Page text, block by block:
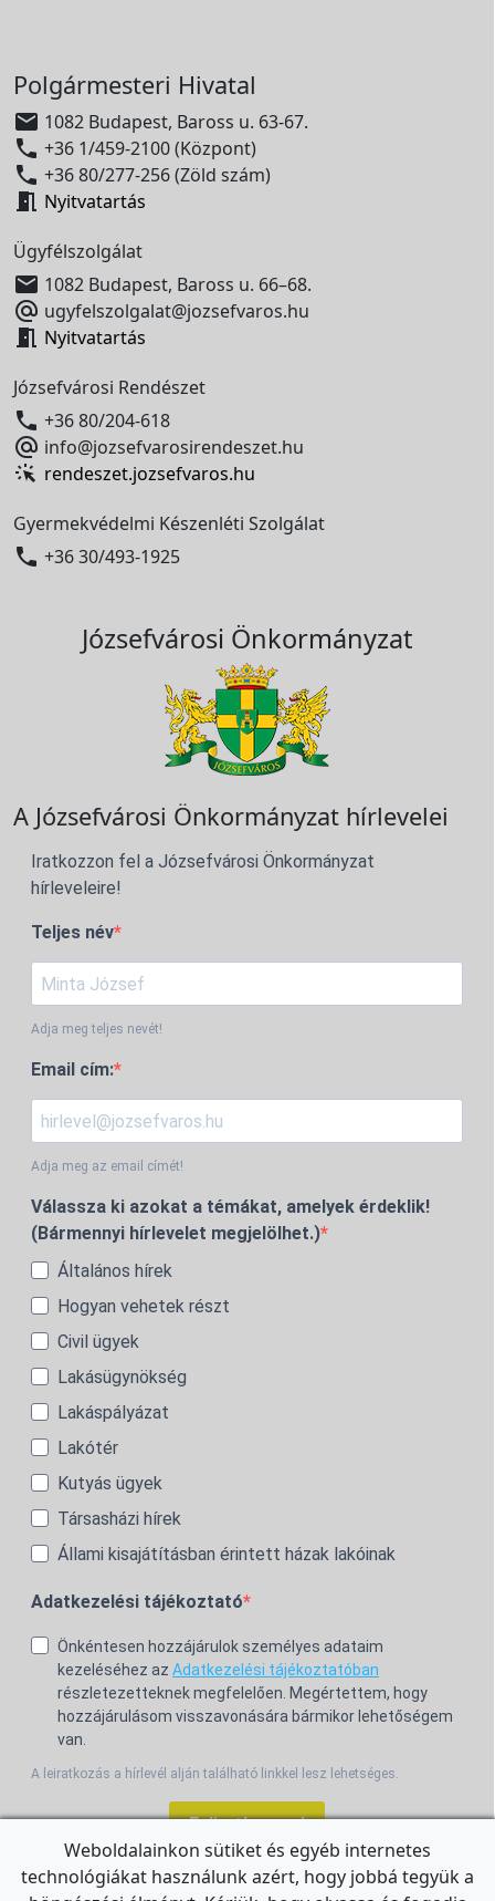
Polgármesteri Hivatal
 1082 Budapest, Baross u. 63-67.
 +36 1/459-2100 (Központ)
 +36 80/277-256 (Zöld szám)
 Nyitvatartás
Ügyfélszolgálat
 1082 Budapest, Baross u. 66–68.
 ugyfelszolgalat@jozsefvaros.hu
 Nyitvatartás
Józsefvárosi Rendészet
 +36 80/204-618
 info@jozsefvarosirendeszet.hu
rendeszet.jozsefvaros.hu
Gyermekvédelmi Készenléti Szolgálat
 +36 30/493-1925
Józsefvárosi Önkormányzat
A Józsefvárosi Önkormányzat hírlevelei
Iratkozzon fel a Józsefvárosi Önkormányzat
hírleveleire!
Teljes név
Adja meg teljes nevét!
Email cím:
Adja meg az email címét!
Válassza ki azokat a témákat, amelyek érdeklik!
(Bármennyi hírlevelet megjelölhet.)
Általános hírek
Hogyan vehetek részt
Civil ügyek
Lakásügynökség
Lakáspályázat
Lakótér
Kutyás ügyek
Társasházi hírek
Állami kisajátításban érintett házak lakóinak
Adatkezelési tájékoztató
Önkéntesen hozzájárulok személyes adataim
kezeléséhez az Adatkezelési tájékoztatóban
részletezetteknek megfelelően. Megértettem, hogy
hozzájárulásom visszavonására bármikor lehetőségem
van.
A leiratkozás a hírlevél alján található linkkel lesz lehetséges.
Feliratkozom!
Weboldalainkon sütiket és egyéb internetes
technológiákat használunk azért, hogy jobbá tegyük a